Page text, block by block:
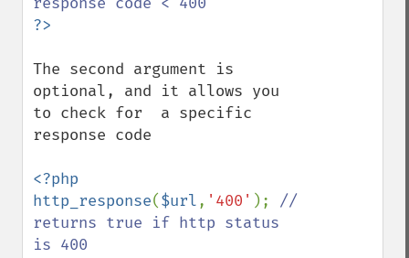
The second argument is
optional, and it allows you
to check for  a specific
response code
<?php
http_response($url, '400' ); //
returns true if http status